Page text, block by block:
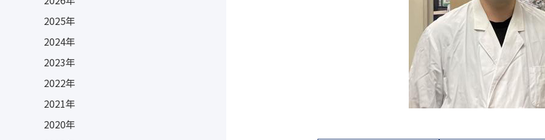
2025年
2024年
2023年
2022年
2021年
2020年